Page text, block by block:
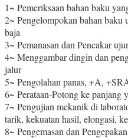
1~ Pemeriksaan bahan baku
2~ Pengelompokan bahan baku
baja
3~ Pemanasan dan Pencakar
4~ Menggambar dingin dan
jalur
5~ Pengolahan panas, +A,
6~ Perataan-Potong ke panjang
7~ Pengujian mekanik di
tarik, kekuatan hasil, elongasi,
8~ Pengemasan dan